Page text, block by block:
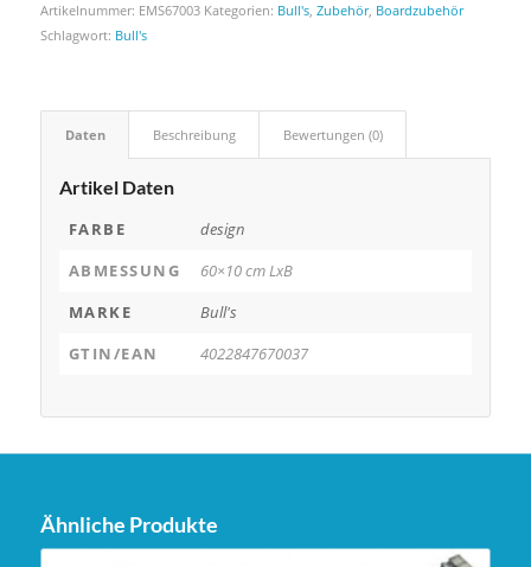
Artikelnummer: EMS67003 Kategorien: Bull's, Zubehör, Boardzubehör
Schlagwort: Bull's
Daten Beschreibung Bewertungen (0)
Artikel Daten
FARBE
design
ABMESSUNG
60×10 cm LxB
MARKE
Bull's
GTIN/EAN
4022847670037
Ähnliche Produkte